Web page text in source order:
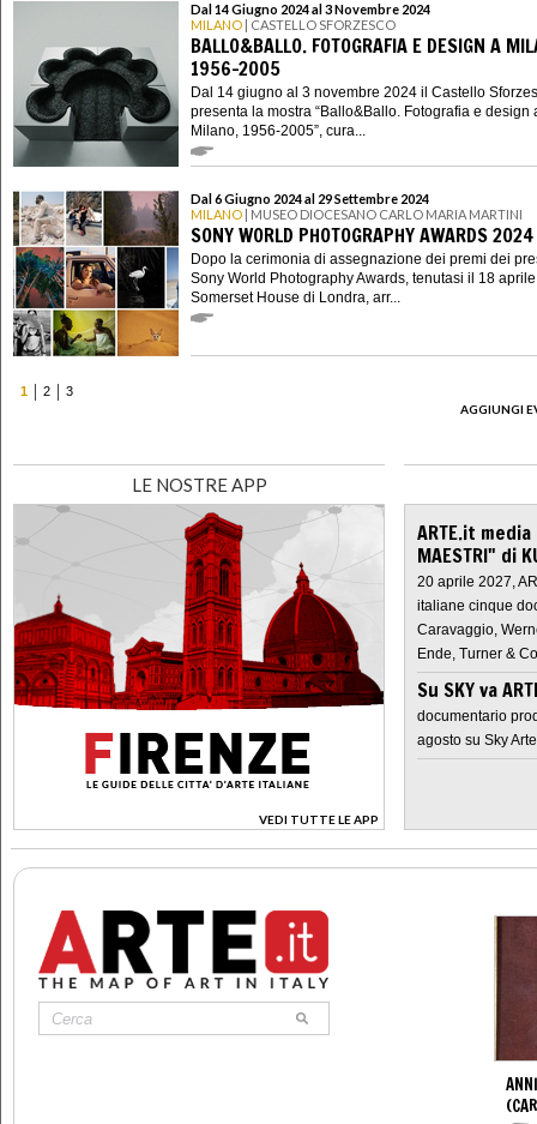
Dal 14 Giugno 2024 al 3 Novembre 2024
MILANO | CASTELLO SFORZESCO
BALLO&BALLO. FOTOGRAFIA E DESIGN A
1956-2005
Dal 14 giugno al 3 novembre 2024 il Castello
presenta la mostra “Ballo&Ballo. Fotografia e design
Milano, 1956-2005”, cura...
Dal 6 Giugno 2024 al 29 Settembre 2024
MILANO | MUSEO DIOCESANO CARLO MARIA MARTINI
SONY WORLD PHOTOGRAPHY AWARDS 2024
Dopo la cerimonia di assegnazione dei premi ​dei
Sony World Photography Awards, tenutasi il 18
Somerset House di Londra, arr...
1 2
3
AGGIUNGI
LE NOSTRE APP
VEDI TUTTE LE APP
>
ARTE.it
MAESTRI" di
20 aprile 2027,
italiane cinque
Caravaggio,
Ende, Turner &
Su SKY va
documentario
agosto su Sky Arte